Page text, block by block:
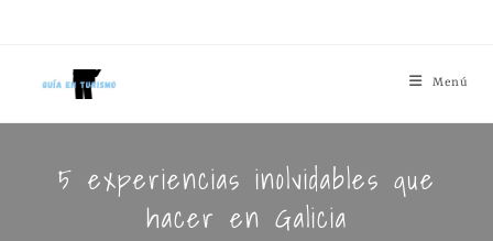
Menú
5 experiencias inolvidables que
hacer en Galicia